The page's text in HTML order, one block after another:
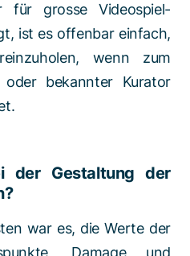
für grosse Videospiel-
ist es offenbar einfach,
wenn zum
oder bekannter Kurator
der Gestaltung der
war es, die Werte der
Damage und